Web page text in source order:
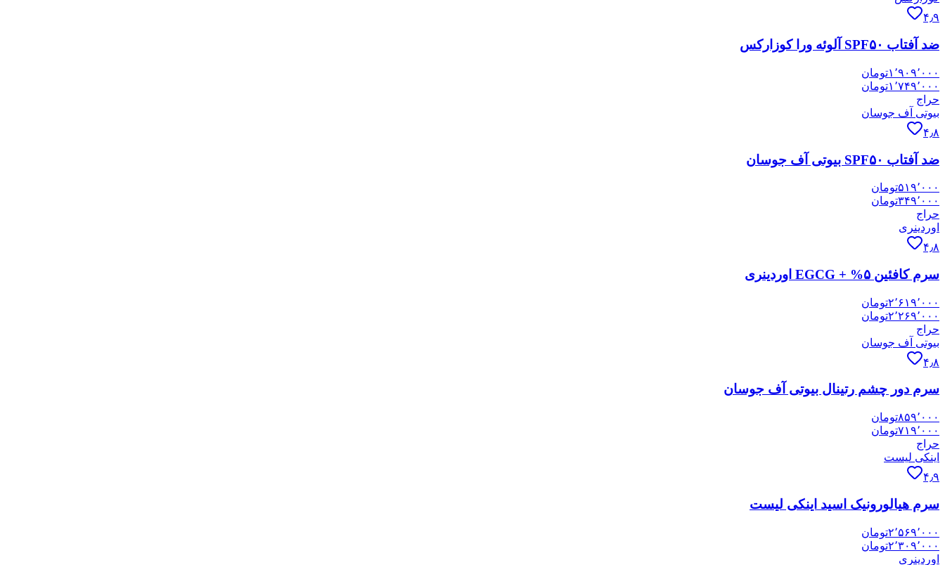
۴٫۹
ضد آفتاب SPF۵۰ آلوئه ورا کوزارکس
۱٬۹۰۹٬۰۰۰تومان
۱٬۷۴۹٬۰۰۰تومان
حراج
بیوتی آف جوسان
۴٫۸
ضد آفتاب SPF۵۰ بیوتی آف جوسان
۵۱۹٬۰۰۰تومان
۳۴۹٬۰۰۰تومان
حراج
اوردینری
۴٫۸
سرم کافئین ۵% + EGCG اوردینری
۲٬۶۱۹٬۰۰۰تومان
۲٬۲۶۹٬۰۰۰تومان
حراج
بیوتی آف جوسان
۴٫۸
سرم دور چشم رتینال بیوتی آف جوسان
۸۵۹٬۰۰۰تومان
۷۱۹٬۰۰۰تومان
حراج
اینکی لیست
۴٫۹
سرم هیالورونیک اسید اینکی لیست
۲٬۵۶۹٬۰۰۰تومان
۲٬۳۰۹٬۰۰۰تومان
اوردینری